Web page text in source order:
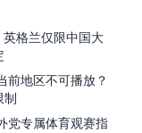
格兰仅限中国大
前地区不可播放？
党专属体育观赛指